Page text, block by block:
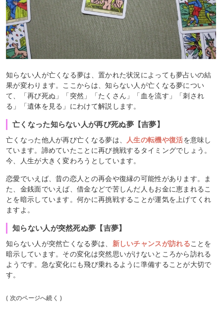
知らない人が亡くなる夢は、置かれた状況によっても夢占いの結
果が変わります。ここからは、知らない人が亡くなる夢につい
て、「再び死ぬ」「突然」「たくさん」「血を流す」「刺され
る」「遺体を見る」にわけて解説します。
亡くなった知らない人が再び死ぬ夢【吉夢】
亡くなった他人が再び亡くなる夢は、 人生の転機や復活を意味し
ています。諦めていたことに再び挑戦するタイミングでしょう。
今、人生が大きく変わろうとしています。
恋愛でいえば、昔の恋人との再会や復縁の可能性があります。ま
た、金銭面でいえば、借金などで苦しんだ人もお金に恵まれるこ
とを暗示しています。何かに再挑戦することが運気を上げてくれ
ますよ。
知らない人が突然死ぬ夢【吉夢】
知らない人が突然亡くなる夢は、 新しいチャンスが訪れることを
暗示しています。その変化は突然思いがけないところから訪れる
ようです。急な変化にも飛び乗れるように準備することが大切で
す。
( 次のページへ続く )